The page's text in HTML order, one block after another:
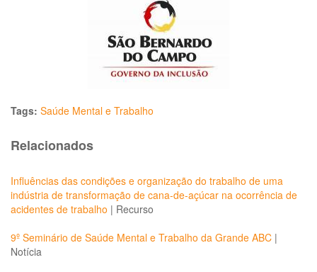
Tags: Saúde Mental e Trabalho
Relacionados
Influências das condições e organização do trabalho de uma
indústria de transformação de cana-de-açúcar na ocorrência de
acidentes de trabalho | Recurso
9º Seminário de Saúde Mental e Trabalho da Grande ABC |
Notícia